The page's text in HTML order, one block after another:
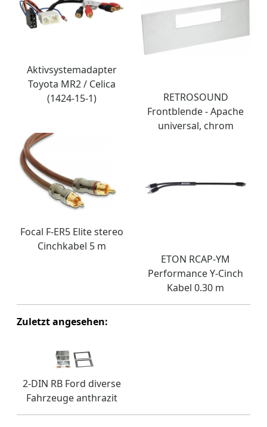
Aktivsystemadapter
Toyota MR2 / Celica
(1424-15-1)
RETROSOUND
Frontblende - Apache
universal, chrom
Focal F-ER5 Elite stereo
Cinchkabel 5 m
ETON RCAP-YM
Performance Y-Cinch
Kabel 0.30 m
Zuletzt angesehen:
2-DIN RB Ford diverse
Fahrzeuge anthrazit